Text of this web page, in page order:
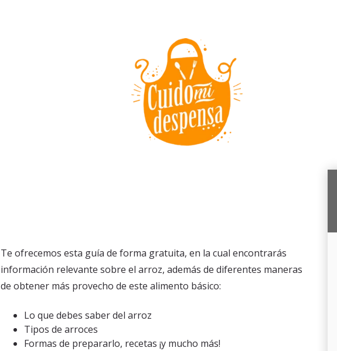
Te ofrecemos esta guía de forma gratuita, en la cual encontrarás
información relevante sobre el arroz, además de diferentes maneras
de obtener más provecho de este alimento básico:
Lo que debes saber del arroz
Tipos de arroces
Formas de prepararlo, recetas ¡y mucho más!